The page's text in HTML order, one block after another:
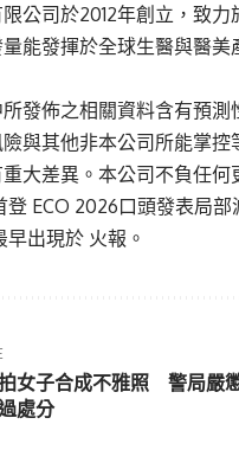
公司於2012年創立，致
能發揮於全球生醫與醫
發佈之相關資料含有預
與其他非本公司所能掌
大差異。本公司不負任何
登 ECO 2026口頭發表局部
早出現於 火報 。
女子合成不雅照 警局嚴
處分